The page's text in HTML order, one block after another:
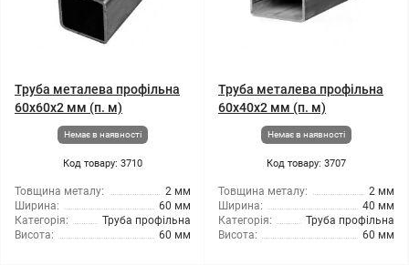
Труба металева профільна
60x60x2 мм (п. м)
Немає в наявності
Код товару: 3710
Товщина металу:
2 мм
Ширина:
60 мм
Категорія:
Труба профільна
Висота:
60 мм
Труба металева профільна
60x40x2 мм (п. м)
Немає в наявності
Код товару: 3707
Товщина металу:
2 мм
Ширина:
40 мм
Категорія:
Труба профільна
Висота:
60 мм